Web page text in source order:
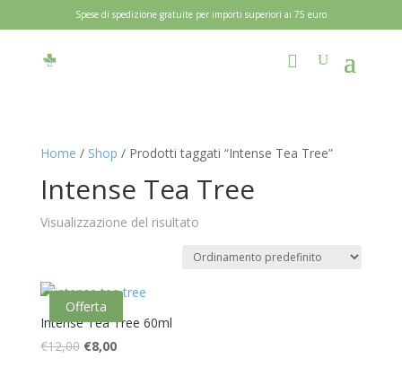
Spese di spedizione gratuite per importi superiori ai 75 euro
Home / Shop / Prodotti taggati “Intense Tea Tree”
Intense Tea Tree
Visualizzazione del risultato
Offerta
Intense Tea Tree 60ml
€12,00 Il
€8,00Il